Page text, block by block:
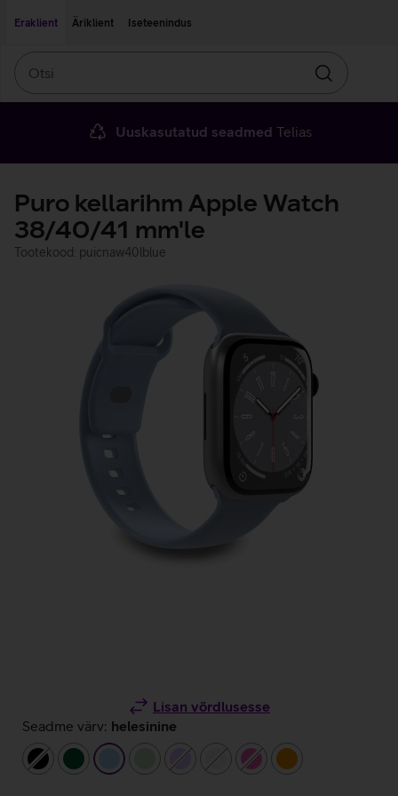
Eraklient
Äriklient Iseteenindus
Otsin
Uuskasutatud seadmed Telias
Puro kellarihm Apple Watch
38/40/41 mm'le
Tootekood: puicnaw40lblue
Lisan võrdlusesse
Seadme värv: helesinine
must
tumeroheline
helesinineheleroheline
helelillavalgeroosa oranž